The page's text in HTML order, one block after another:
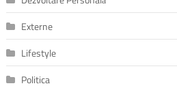
Externe
Lifestyle
Politica